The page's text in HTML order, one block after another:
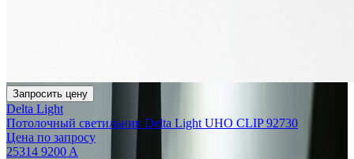
Запросить цену
Delta Light
Потолочный светильник Delta Light UHO CLIP 92730
Цена по запросу
25314 9200 A